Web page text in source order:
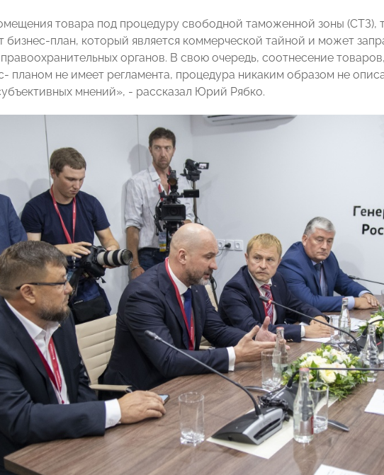
товара под процедуру свободной таможенной зоны (СТЗ),
бизнес-план, который является коммерческой тайной и может
органов. В свою очередь, соотнесение
планом не имеет регламента, процедура никаким образом не
мнений», - рассказал Юрий Рябко.